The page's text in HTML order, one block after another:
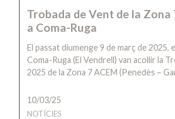
Trobada de Vent de la Zona
a Coma-Ruga
El passat diumenge 9 de març de 2025,
Coma-Ruga (El Vendrell) van acollir la
2025 de la Zona 7 ACEM (Penedès –
10/03/25
NOTÍCIES